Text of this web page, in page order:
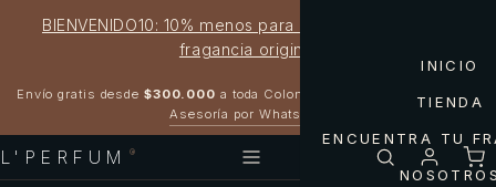
BIENVENIDO10: 10% menos para estrenar tu próxima
fragancia original
Envío gratis desde $300.000 a toda Colombia
Asesoría por WhatsApp
L'PERFUM ®
INICIO
TIENDA
ENCUENTRA TU